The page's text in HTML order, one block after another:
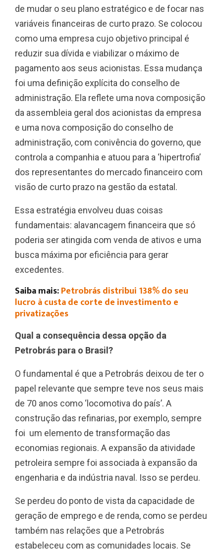
de mudar o seu plano estratégico e de focar nas
variáveis financeiras de curto prazo. Se colocou
como uma empresa cujo objetivo principal é
reduzir sua dívida e viabilizar o máximo de
pagamento aos seus acionistas. Essa mudança
foi uma definição explícita do conselho de
administração. Ela reflete uma nova composição
da assembleia geral dos acionistas da empresa
e uma nova composição do conselho de
administração, com conivência do governo, que
controla a companhia e atuou para a ‘hipertrofia’
dos representantes do mercado financeiro com
visão de curto prazo na gestão da estatal.
Essa estratégia envolveu duas coisas
fundamentais: alavancagem financeira que só
poderia ser atingida com venda de ativos e uma
busca máxima por eficiência para gerar
excedentes.
Saiba mais:Petrobrás distribui 138% do seu
lucro à custa de corte de investimento e
privatizações
Qual a consequência dessa opção da
Petrobrás para o Brasil?
O fundamental é que a Petrobrás deixou de ter o
papel relevante que sempre teve nos seus mais
de 70 anos como ‘locomotiva do país’. A
construção das refinarias, por exemplo, sempre
foi um elemento de transformação das
economias regionais. A expansão da atividade
petroleira sempre foi associada à expansão da
engenharia e da indústria naval. Isso se perdeu.
Se perdeu do ponto de vista da capacidade de
geração de emprego e de renda, como se perdeu
também nas relações que a Petrobrás
estabeleceu com as comunidades locais. Se